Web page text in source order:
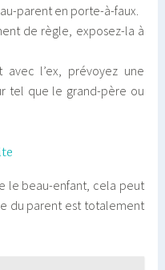
parent en porte-à-faux.
de règle, exposez-la à
l’ex, prévoyez une
tel que le grand-père ou
le beau-enfant, cela peut
du parent est totalement